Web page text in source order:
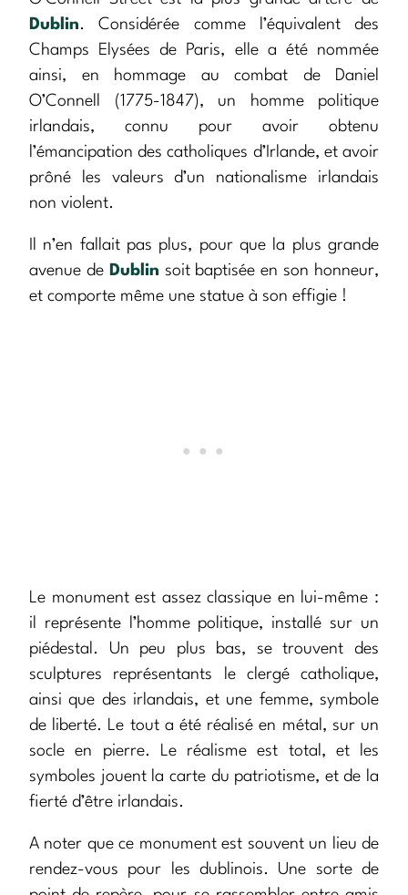
Dublin. Considérée comme l’équivalent des
Champs Elysées de Paris, elle a été nommée
ainsi, en hommage au combat de Daniel
O’Connell (1775-1847), un homme politique
irlandais, connu pour avoir obtenu
l’émancipation des catholiques d’Irlande, et avoir
prôné les valeurs d’un nationalisme irlandais
non violent.
Il n’en fallait pas plus, pour que la plus grande
avenue de Dublin soit baptisée en son honneur,
et comporte même une statue à son effigie !
Le monument est assez classique en lui-même :
il représente l’homme politique, installé sur un
piédestal. Un peu plus bas, se trouvent des
sculptures représentants le clergé catholique,
ainsi que des irlandais, et une femme, symbole
de liberté. Le tout a été réalisé en métal, sur un
socle en pierre. Le réalisme est total, et les
symboles jouent la carte du patriotisme, et de la
fierté d’être irlandais.
A noter que ce monument est souvent un lieu de
rendez-vous pour les dublinois. Une sorte de